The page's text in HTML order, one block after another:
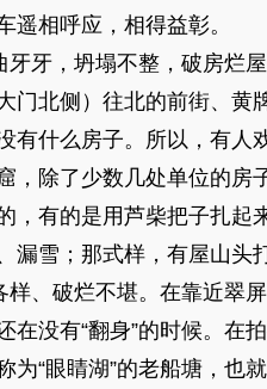
遥相呼应，相得益彰。
牙，坍塌不整，破房烂
北侧）往北的前街、黄
有什么房子。所以，有人
，除了少数几处单位的房
，有的是用芦柴把子扎
漏雪；那式样，有屋山头
、破烂不堪。在靠近翠
没有“翻身”的时候。在
“眼睛湖”的老船塘，也